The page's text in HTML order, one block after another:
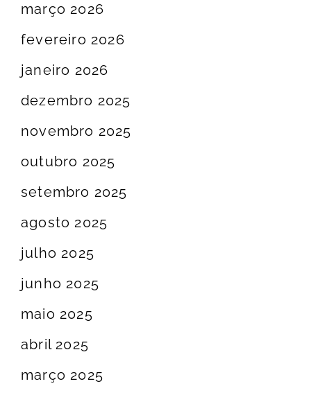
março 2026
fevereiro 2026
janeiro 2026
dezembro 2025
novembro 2025
outubro 2025
setembro 2025
agosto 2025
julho 2025
junho 2025
maio 2025
abril 2025
março 2025